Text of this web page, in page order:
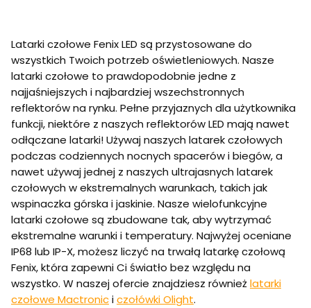
Latarki czołowe Fenix LED są przystosowane do
wszystkich Twoich potrzeb oświetleniowych. Nasze
latarki czołowe to prawdopodobnie jedne z
najjaśniejszych i najbardziej wszechstronnych
reflektorów na rynku. Pełne przyjaznych dla użytkownika
funkcji, niektóre z naszych reflektorów LED mają nawet
odłączane latarki! Używaj naszych latarek czołowych
podczas codziennych nocnych spacerów i biegów, a
nawet używaj jednej z naszych ultrajasnych latarek
czołowych w ekstremalnych warunkach, takich jak
wspinaczka górska i jaskinie. Nasze wielofunkcyjne
latarki czołowe są zbudowane tak, aby wytrzymać
ekstremalne warunki i temperatury. Najwyżej oceniane
IP68 lub IP-X, możesz liczyć na trwałą latarkę czołową
Fenix, która zapewni Ci światło bez względu na
wszystko. W naszej ofercie znajdziesz równieżlatarki
czołowe Mactroniciczołówki Olight.